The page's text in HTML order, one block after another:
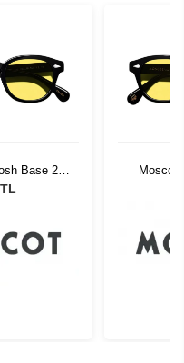
Base 2
Yellow
Moscot